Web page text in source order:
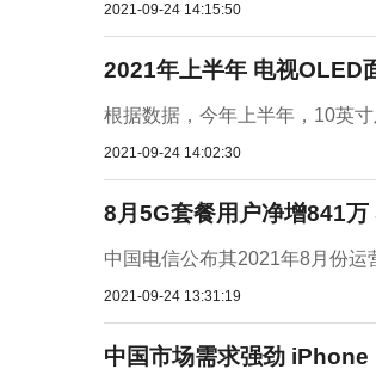
2021-09-24 14:15:50
2021年上半年 电视OLED
根据数据，今年上半年，10英
2021-09-24 14:02:30
8月5G套餐用户净增841
中国电信公布其2021年8月份
2021-09-24 13:31:19
中国市场需求强劲